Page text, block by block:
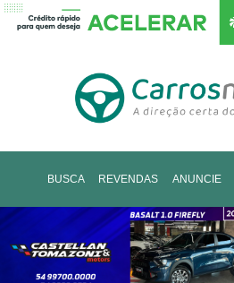
BUSCA REVENDAS ANUNCIE